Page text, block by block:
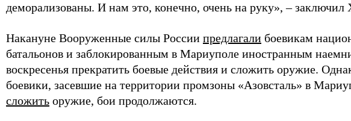
деморализованы. И нам это, конечно, очень на руку», – заключил
Накануне Вооруженные силы России предлагали боевикам
батальонов и заблокированным в Мариуполе иностранным
воскресенья прекратить боевые действия и сложить оружие.
боевики, засевшие на территории промзоны «Азовсталь» в
сложить оружие, бои продолжаются.